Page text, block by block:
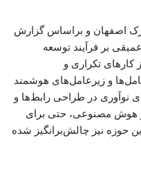
اصفهان و براساس گزارش
بر فرآیند توسعه
کارهای تکراری و
و زیرعامل‌های هوشمند
نوآوری در طراحی رابط‌ها و
هوش مصنوعی، حتی برای
حوزه نیز چالش‌برانگیز شده